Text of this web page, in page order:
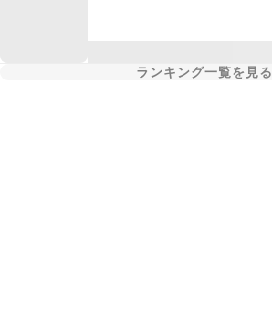
ランキング一覧を見る